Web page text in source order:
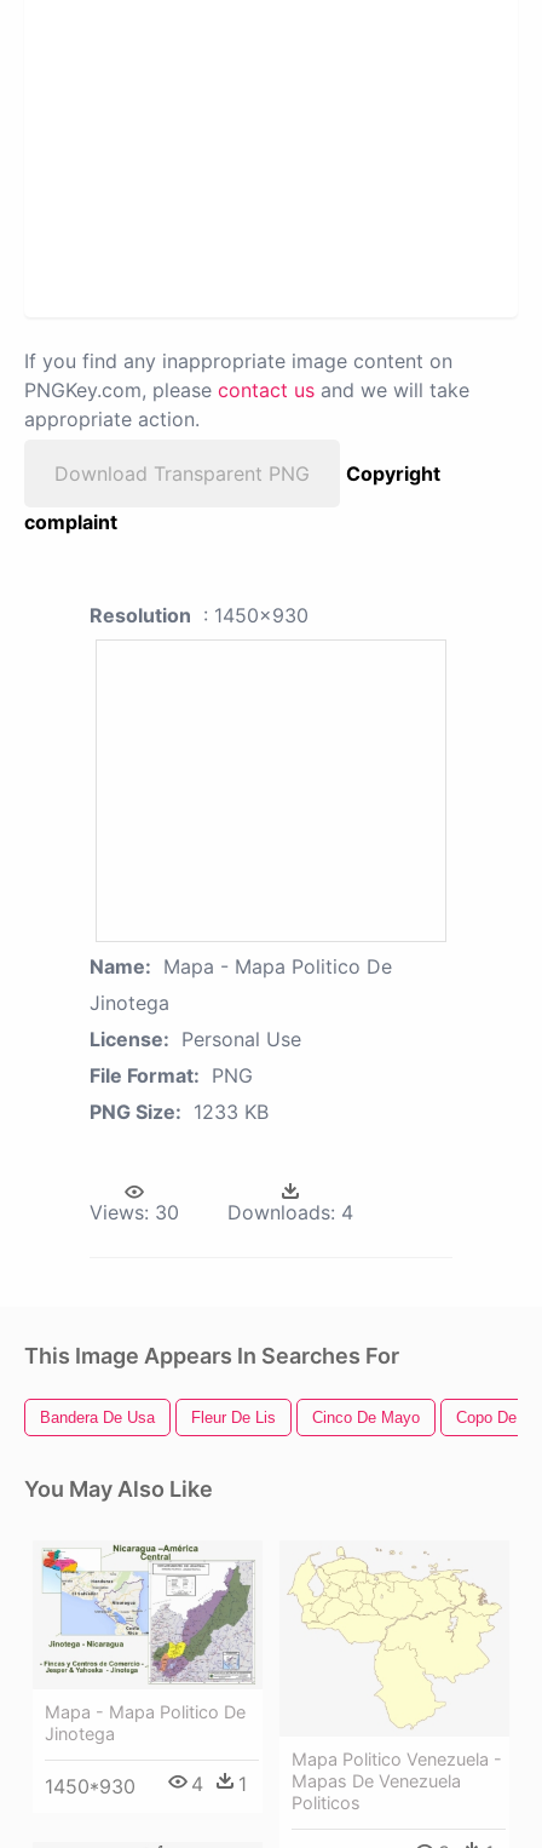
If you find any inappropriate image content on
PNGKey.com, please contact us and we will take
appropriate action.
Download Transparent PNG
Copyright
complaint
Resolution : 1450x930
Name: Mapa - Mapa Politico De
Jinotega
License: Personal Use
File Format: PNG
PNG Size: 1233 KB
Views: 30 Downloads: 4
This Image Appears In Searches For
Bandera De Usa Fleur De Lis Cinco De Mayo Copo De
You May Also Like
Mapa - Mapa Politico De
Jinotega
1450*930 4 1
Mapa Politico Venezuela -
Mapas De Venezuela
Politicos